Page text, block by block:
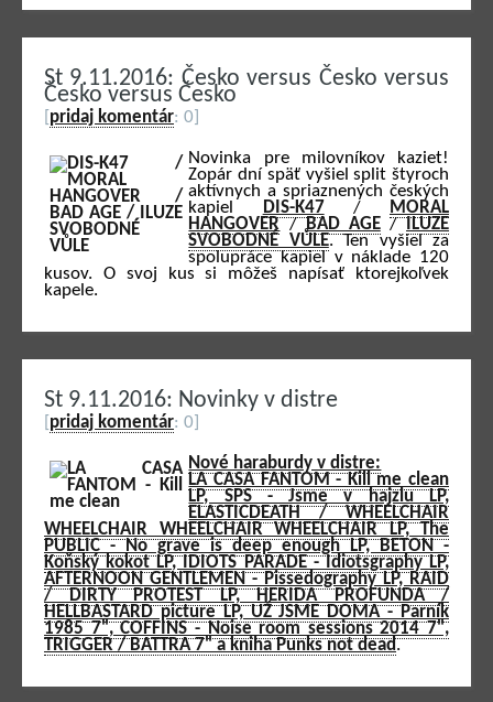
St 9.11.2016: Česko versus Česko versus
Česko versus Česko
pridaj komentár: 0]
Novinka pre milovníkov kaziet!
Zopár dní späť vyšiel split štyroch
aktívnych a spriaznených českých
kapiel
DIS-K47 /
MORAL
HANGOVER/BAD AGE/ILUZE
SVOBODNÉ VŮLE. Ten vyšiel za
spolupráce kapiel v náklade 120
kusov. O svoj kus si môžeš napísať ktorejkoľvek
kapele.
St 9.11.2016: Novinky v distre
pridaj komentár: 0]
Nové haraburdy v distre:
LA CASA FANTOM - Kill me clean
LP, SPS - Jsme v hajzlu LP,
ELASTICDEATH / WHEELCHAIR
WHEELCHAIR WHEELCHAIR WHEELCHAIR LP, The
PUBLIC - No grave is deep enough LP, BETON -
Koňský kokot LP, IDIOTS PARADE - Idiotsgraphy LP,
AFTERNOON GENTLEMEN - Pissedography LP, RAID
/ DIRTY PROTEST LP, HERIDA PROFUNDA /
HELLBASTARD picture LP, UŽ JSME DOMA - Parník
1985 7", COFFINS - Noise room sessions 2014 7",
TRIGGER / BATTRA 7" a kniha Punks not dead.